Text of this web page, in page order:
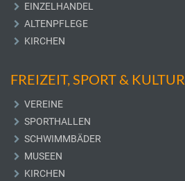
EINZELHANDEL
ALTENPFLEGE
KIRCHEN
FREIZEIT, SPORT & KULTUR
VEREINE
SPORTHALLEN
SCHWIMMBÄDER
MUSEEN
KIRCHEN